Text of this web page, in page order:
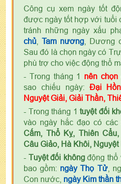
Công cụ xem ngày tốt
được ngày tốt hợp với tuổi
tránh những ngày xấu
chủ
Tam nương , Dương
Sau đó là chọn ngày có
phù trợ cho việc động thổ
- Trong tháng 1 nên chọn
sao chiếu ngày: Đại
Nguyệt Giải, Giải Thần,
- Trong tháng 1 tuyệt đối
vào ngày hắc đạo có các
Cấm, Thổ Kỵ, Thiên
Câu Giảo, Hà Khôi, Nguyệt
- Tuyệt đối khôngđộng thổ
bao gồm: ngày Thọ Tử,
Con nước, ngày Kim thần